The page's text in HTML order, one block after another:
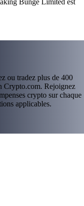
Bunge Limited est
ou tradez plus de 400
Crypto.com. Rejoignez
crypto sur chaque
applicables.